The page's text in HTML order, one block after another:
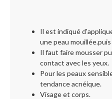
Il est indiqué
une peau
Il faut faire mousser
contact avec les yeux.
Pour les peaux
tendance acnéique.
Visage et corps.